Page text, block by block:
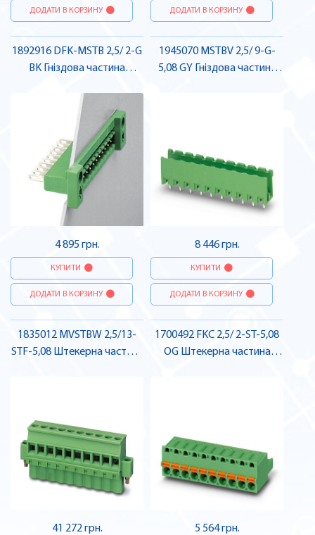
ДОДАТИ В КОРЗИНУ ДОДАТИ В КОРЗИНУ
1892916 DFK-MSTB 2,5/ 2-G
BK Гніздова частина
4 895 грн.
КУПИТИ
ДОДАТИ В КОРЗИНУ
1945070 MSTBV 2,5/ 9-G-
5,08 GY Гніздова частина
8 446 грн.
КУПИТИ
ДОДАТИ В КОРЗИНУ
1835012 MVSTBW 2,5/13-
STF-5,08 Штекерна частина
41 272 грн.
1700492 FKC 2,5/ 2-ST-5,08
OG Штекерна частина
5 564 грн.